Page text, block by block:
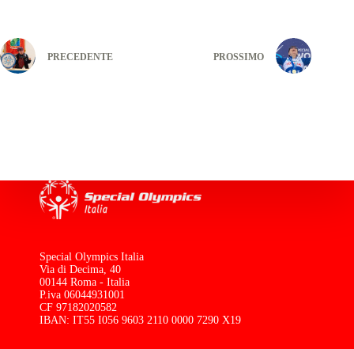
PRECEDENTE PROSSIMO
Special Olympics Italia
Via di Decima, 40
00144 Roma - Italia
P.iva 06044931001
CF 97182020582
IBAN: IT55 I056 9603 2110 0000 7290 X19